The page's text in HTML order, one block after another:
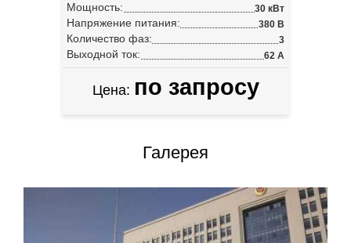
Мощность: 30 кВт
Напряжение питания: 380 В
Количество фаз: 3
Выходной ток: 62 А
Цена: по запросу
Галерея